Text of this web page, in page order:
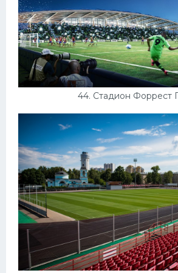
44. Стадион Форрест